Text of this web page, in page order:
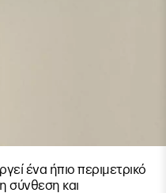
ένα ήπιο περιμετρικό
σύνθεση και